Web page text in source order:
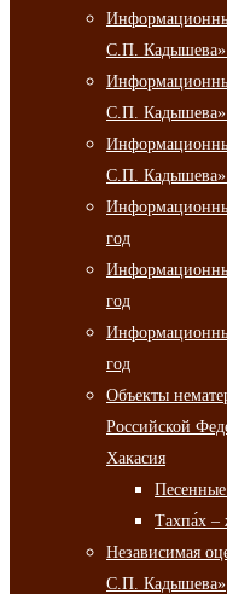
С.П. Кадышева»
С.П. Кадышева»
С.П. Кадышева»
год
год
год
Объекты
Российской
Хакасия
Тахпа́х –
Независимая
С.П. Кадышева»